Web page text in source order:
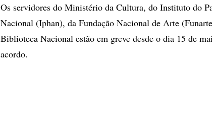
Os servidores do Ministério da Cultura, do Instituto do
Nacional (Iphan), da Fundação Nacional de Arte
Biblioteca Nacional estão em greve desde o dia 15 de
acordo.